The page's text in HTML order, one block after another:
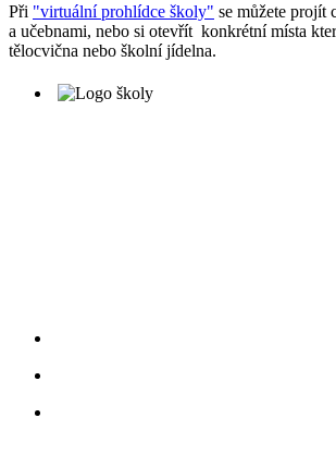
Při "virtuální prohlídce školy" se můžete projít
a učebnami, nebo si otevřít konkrétní místa
tělocvična nebo školní jídelna.